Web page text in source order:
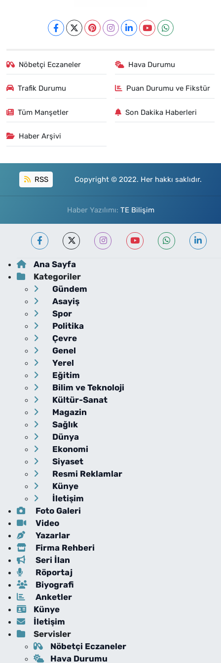
Nöbetçi Eczaneler Hava Durumu
Trafik Durumu Puan Durumu ve Fikstür
Tüm Manşetler Son Dakika Haberleri
Haber Arşivi
RSS Copyright © 2022. Her hakkı saklıdır.
Haber Yazılımı: TE Bilişim
Ana Sayfa
Kategoriler
Gündem
Asayiş
Spor
Politika
Çevre
Genel
Yerel
Eğitim
Bilim ve Teknoloji
Kültür-Sanat
Magazin
Sağlık
Dünya
Ekonomi
Siyaset
Resmi Reklamlar
Künye
İletişim
Foto Galeri
Video
Yazarlar
Firma Rehberi
Seri İlan
Röportaj
Biyografi
Anketler
Künye
İletişim
Servisler
Nöbetçi Eczaneler
Hava Durumu